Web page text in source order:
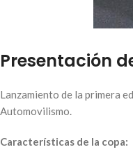
Presentación
Lanzamiento de la primera
Automovilismo.
Características de la copa: